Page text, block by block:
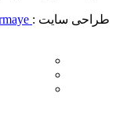
طراحی سایت :